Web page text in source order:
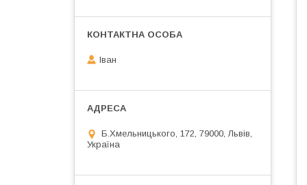
Іван
Б.Хмельницького, 172, 79000, Львів,
Україна